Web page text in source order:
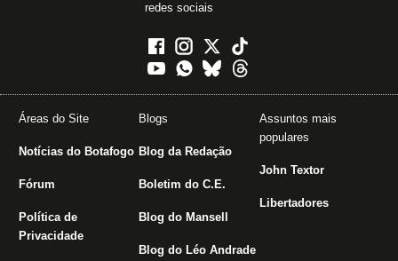
redes sociais
Áreas do Site
Notícias do Botafogo
Fórum
Política de
Privacidade
Blogs
Blog da Redação
Boletim do C.E.
Blog do Mansell
Blog do Léo Andrade
Assuntos mais
populares
John Textor
Libertadores